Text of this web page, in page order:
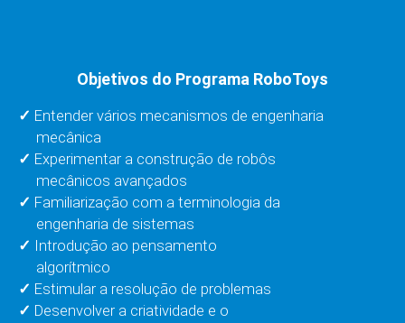
Objetivos do Programa RoboToys
Entender vários mecanismos de engenharia
mecânica
Experimentar a construção de robôs
mecânicos avançados
Familiarização com a terminologia da
engenharia de sistemas
Introdução ao pensamento
algorítmico
Estimular a resolução de problemas
Desenvolver a criatividade e o